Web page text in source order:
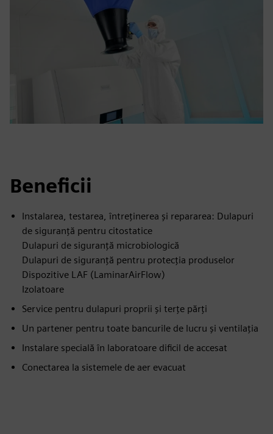
Beneficii
Instalarea, testarea, întreținerea și repararea: Dulapuri
de siguranță pentru citostatice
Dulapuri de siguranță microbiologică
Dulapuri de siguranță pentru protecția produselor
Dispozitive LAF (LaminarAirFlow)
Izolatoare
Service pentru dulapuri proprii și terțe părți
Un partener pentru toate bancurile de lucru și ventilația
Instalare specială în laboratoare dificil de accesat
Conectarea la sistemele de aer evacuat